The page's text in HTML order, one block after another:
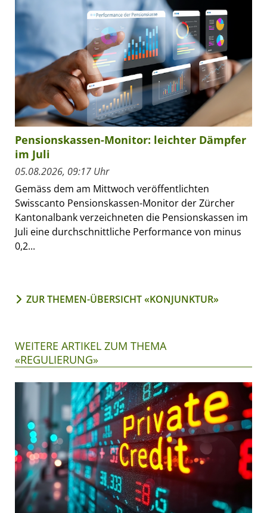
Pensionskassen-Monitor: leichter Dämpfer
im Juli
05.08.2026, 09:17 Uhr
Gemäss dem am Mittwoch veröffentlichten
Swisscanto Pensionskassen-Monitor der Zürcher
Kantonalbank verzeichneten die Pensionskassen im
Juli eine durchschnittliche Performance von minus
0,2...
ZUR THEMEN-ÜBERSICHT «KONJUNKTUR»
WEITERE ARTIKEL ZUM THEMA
«REGULIERUNG»